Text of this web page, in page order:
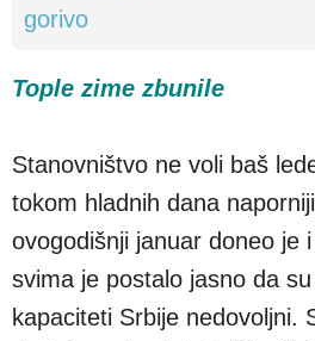
Tople zime zbunile
Stanovništvo ne voli baš
tokom hladnih dana
ovogodišnji januar doneo je
svima je postalo jasno da
kapaciteti Srbije nedovoljni.